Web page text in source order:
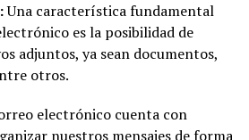
Una característica fundamental
es la posibilidad de
adjuntos, ya sean documentos,
otros.
electrónico cuenta con
nuestros mensajes de forma